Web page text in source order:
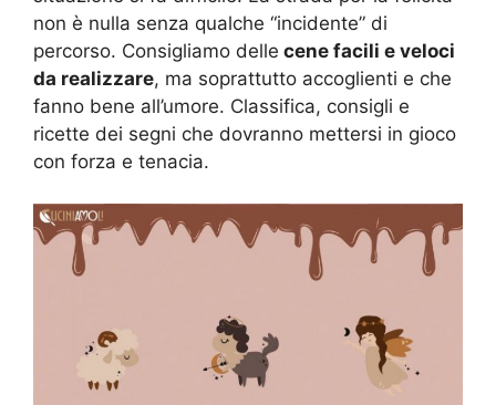
non è nulla senza qualche “incidente” di
percorso. Consigliamo delle cene facili e veloci
da realizzare, ma soprattutto accoglienti e che
fanno bene all’umore. Classifica, consigli e
ricette dei segni che dovranno mettersi in gioco
con forza e tenacia.